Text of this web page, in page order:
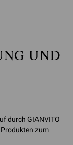
UND
durch GIANVITO
zum